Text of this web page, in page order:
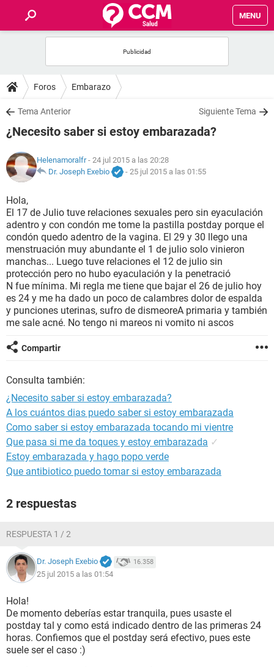
MENU
FOROS
SALUD
FAMILIA
NUTRICIÓN
BIENESTAR
SEXUALIDAD
GLOSARIO
Foros Embarazo
Tema Anterior Siguiente Tema
¿Necesito saber si estoy embarazada?
Helenamoralfr- 24 jul 2015 a las 20:28
Dr. Joseph Exebio
- 25 jul 2015 a las 01:55
Hola,
El 17 de Julio tuve relaciones sexuales pero sin eyaculación
adentro y con condón me tome la pastilla postday porque el
condón quedo adentro de la vagina. El 29 y 30 llego una
menstruación muy abundante el 1 de julio solo vinieron
manchas... Luego tuve relaciones el 12 de julio sin
protección pero no hubo eyaculación y la penetració
N fue mínima. Mi regla me tiene que bajar el 26 de julio hoy
es 24 y me ha dado un poco de calambres dolor de espalda
y punciones uterinas, sufro de dismeoreA primaria y también
me sale acné. No tengo ni mareos ni vomito ni ascos
Compartir
Consulta también:
¿Necesito saber si estoy embarazada?
A los cuántos dias puedo saber si estoy embarazada
Como saber si estoy embarazada tocando mi vientre
Que pasa si me da toques y estoy embarazada ✓
Estoy embarazada y hago popo verde
Que antibiotico puedo tomar si estoy embarazada
2 respuestas
RESPUESTA 1 / 2
Dr. Joseph Exebio 16.358
25 jul 2015 a las 01:54
Hola!
De momento deberías estar tranquila, pues usaste el
postday tal y como está indicado dentro de las primeras 24
horas. Confiemos que el postday será efectivo, pues este
suele ser el caso :)